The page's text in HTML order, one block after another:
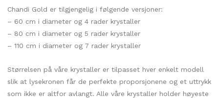
Chandi Gold er tilgjengelig i følgende versjoner:
– 60 cm i diameter og 4 rader krystaller
– 80 cm i diameter og 5 rader krystaller
– 110 cm i diameter og 7 rader krystaller
Størrelsen på våre krystaller er tilpasset hver enkelt modell
slik at lysekronen får de perfekte proporsjonene og et uttrykk
som ikke er altfor avlangt. Alle våre krystaller holder høyeste